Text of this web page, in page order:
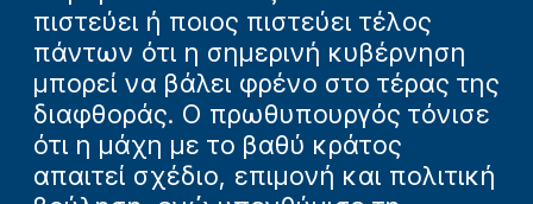
πιστεύει ή ποιος πιστεύει τέλος
πάντων ότι η σημερινή κυβέρνηση
μπορεί να βάλει φρένο στο τέρας της
διαφθοράς. Ο πρωθυπουργός τόνισε
ότι η μάχη με το βαθύ κράτος
απαιτεί σχέδιο, επιμονή και πολιτική